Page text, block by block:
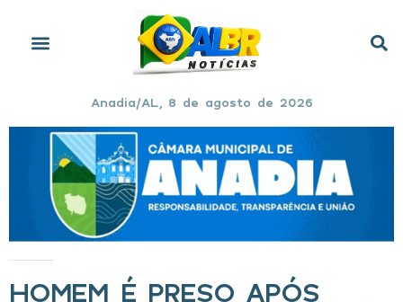
Anadia/AL, 8 de agosto de 2026
HOMEM É PRESO APÓS